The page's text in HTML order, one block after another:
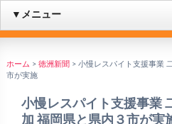
▼メニュー
ホーム > 徳洲新聞 > 小慢レスパイト支援事業
市が実施
小慢レスパイト支援事業
加 福岡県と県内３市が実